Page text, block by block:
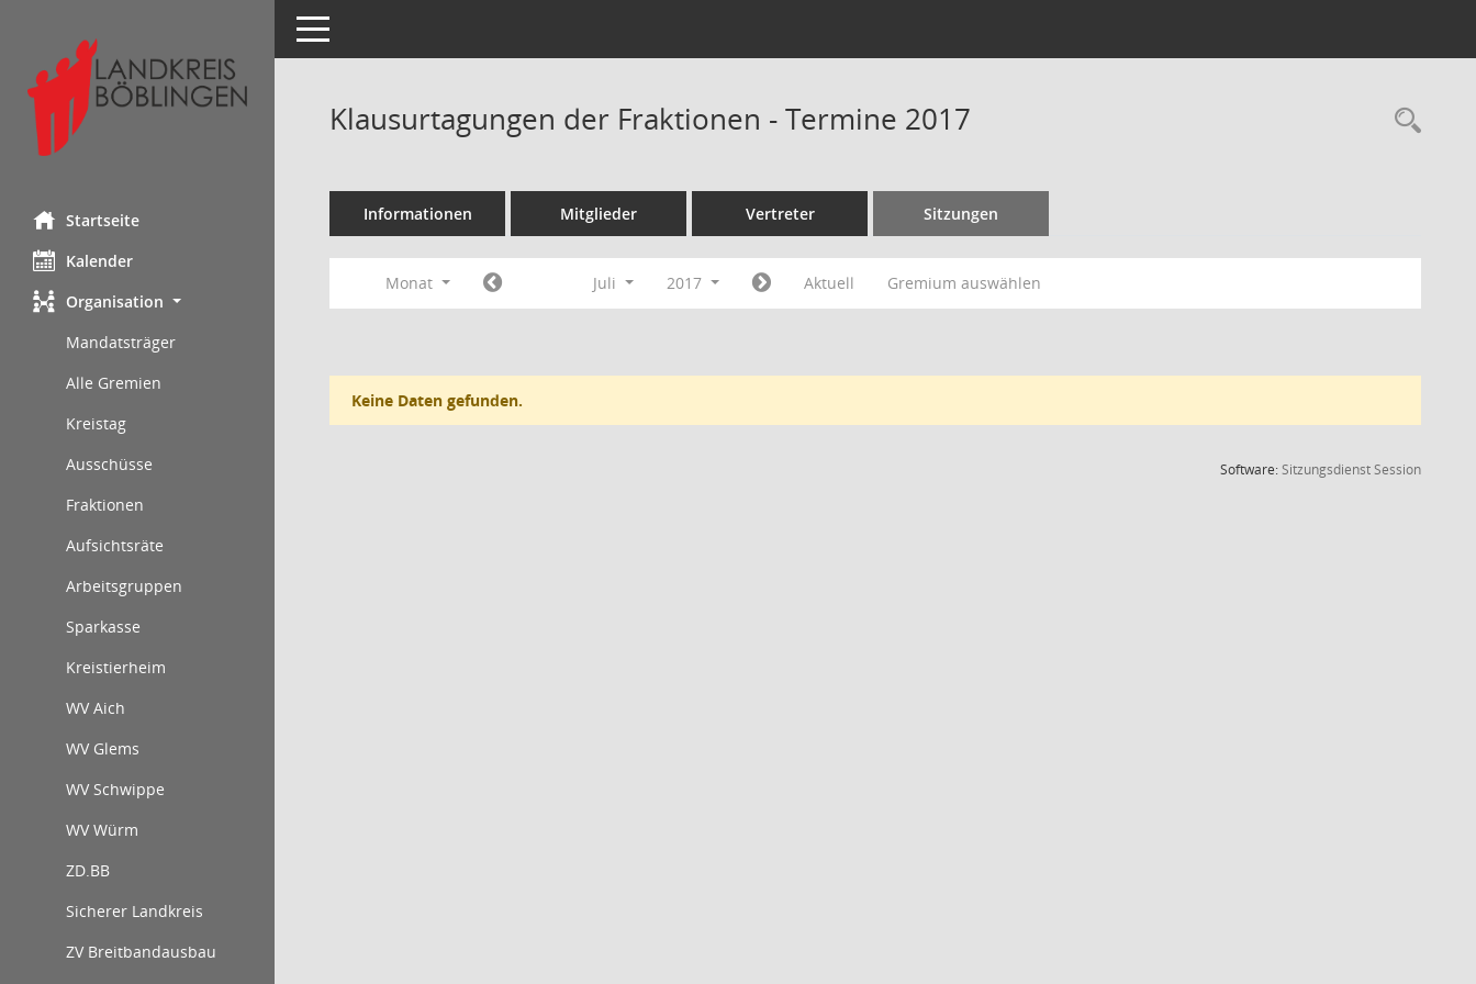
Startseite
Kalender
Organisation
Mandatsträger
Alle Gremien
Kreistag
Ausschüsse
Fraktionen
Aufsichtsräte
Arbeitsgruppen
Sparkasse
Kreistierheim
WV Aich
WV Glems
WV Schwippe
WV Würm
ZD.BB
Sicherer Landkreis
ZV Breitbandausbau
Toggle navigation
Klausurtagungen der Fraktionen - Termine 2017
Informationen Mitglieder Vertreter Sitzungen
Monat Juli 2017 Aktuell Gremium auswählen
Keine Daten gefunden.
Software:SitzungsdienstSession(Wird in